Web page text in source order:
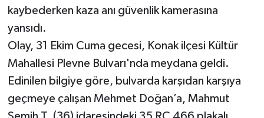
kaybederken kaza anı güvenlik kamerasına
yansıdı.
Olay, 31 Ekim Cuma gecesi, Konak ilçesi Kültür
Mahallesi Plevne Bulvarı'nda meydana geldi.
Edinilen bilgiye göre, bulvarda karşıdan karşıya
geçmeye çalışan Mehmet Doğan’a, Mahmut